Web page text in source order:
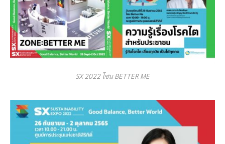
SX 2022 โซน BETTER ME